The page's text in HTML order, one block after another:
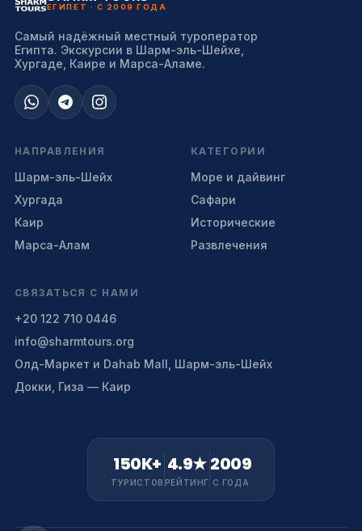
ЕГИПЕТ · С 2009 ГОДА
Самый надёжный местный туроператор
Египта. Экскурсии в Шарм-эль-Шейхе,
Хургаде, Каире и Марса-Аламе.
НАПРАВЛЕНИЯ
Шарм-эль-Шейх
Хургада
Каир
Марса-Алам
КАТЕГОРИИ
Море и дайвинг
Сафари
Исторические
Развлечения
СВЯЗАТЬСЯ С НАМИ
+20 122 710 0446
info@sharmtours.org
Олд-Маркет и Dahab Mall, Шарм-эль-Шейх
Докки, Гиза — Каир
150K+
ТУРИСТОВ
4.9★
РЕЙТИНГ
2009
С ГОДА